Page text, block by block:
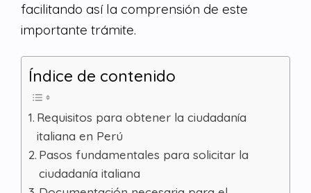
facilitando así la comprensión de este
importante trámite.
Índice de contenido
Requisitos para obtener la ciudadanía
italiana en Perú
Pasos fundamentales para solicitar la
ciudadanía italiana